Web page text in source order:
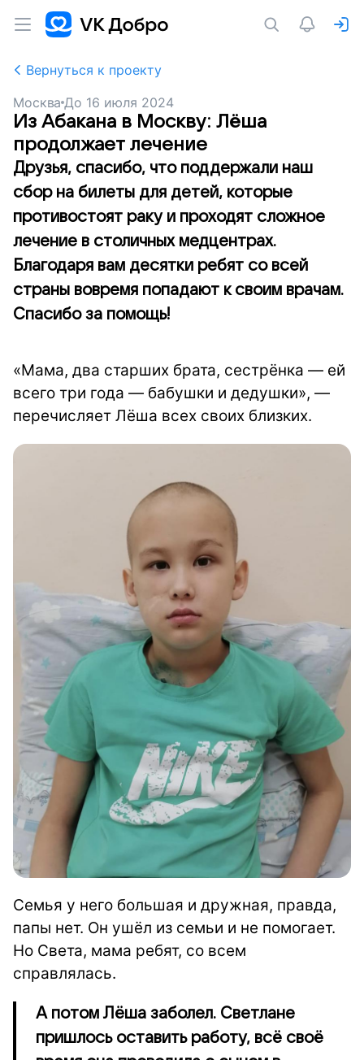
Вернуться к проекту
Москва До 16 июля 2024
Из Абакана в Москву: Лёша
продолжает лечение
Друзья, спасибо, что поддержали наш
сбор на билеты для детей, которые
противостоят раку и проходят сложное
лечение в столичных медцентрах.
Благодаря вам десятки ребят со всей
страны вовремя попадают к своим врачам.
Спасибо за помощь!
«Мама, два старших брата, сестрёнка — ей
всего три года — бабушки и дедушки», —
перечисляет Лёша всех своих близких.
Семья у него большая и дружная, правда,
папы нет. Он ушёл из семьи и не помогает.
Но Света, мама ребят, со всем
справлялась.
А потом Лёша заболел. Светлане
пришлось оставить работу, всё своё